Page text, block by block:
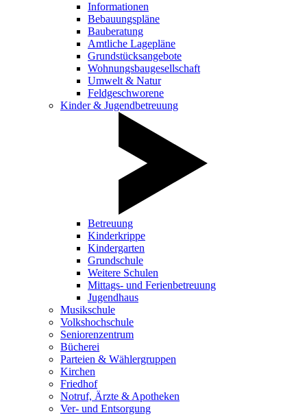
Informationen
Bebauungspläne
Bauberatung
Amtliche Lagepläne
Grundstücksangebote
Wohnungsbaugesellschaft
Umwelt & Natur
Feldgeschworene
Kinder & Jugendbetreuung
Betreuung
Kinderkrippe
Kindergarten
Grundschule
Weitere Schulen
Mittags- und Ferienbetreuung
Jugendhaus
Musikschule
Volkshochschule
Seniorenzentrum
Bücherei
Parteien & Wählergruppen
Kirchen
Friedhof
Notruf, Ärzte & Apotheken
Ver- und Entsorgung